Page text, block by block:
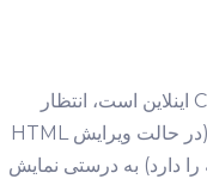
* با توجه به اینکه محتوا صرفاً HTML و CSS اینلاین است، انتظار
می‌رود پس از کپی در هر دو نوع ویرایشگر (در حالت ویرایش HTML
دارد) به درستی نمایش